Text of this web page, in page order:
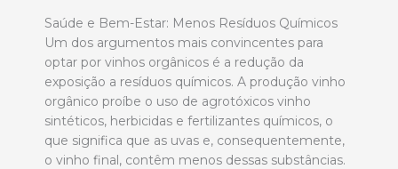
Saúde e Bem-Estar: Menos Resíduos Químicos
Um dos argumentos mais convincentes para
optar por vinhos orgânicos é a redução da
exposição a resíduos químicos. A produção vinho
orgânico proíbe o uso de agrotóxicos vinho
sintéticos, herbicidas e fertilizantes químicos, o
que significa que as uvas e, consequentemente,
o vinho final, contêm menos dessas substâncias.